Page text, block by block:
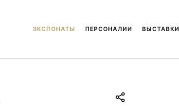
ЭКСПОНАТЫ ПЕРСОНАЛИИ ВЫСТАВКИ